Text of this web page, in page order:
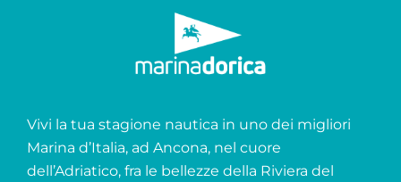
Vivi la tua stagione nautica in uno dei migliori
Marina d’Italia, ad Ancona, nel cuore
dell’Adriatico, fra le bellezze della Riviera del